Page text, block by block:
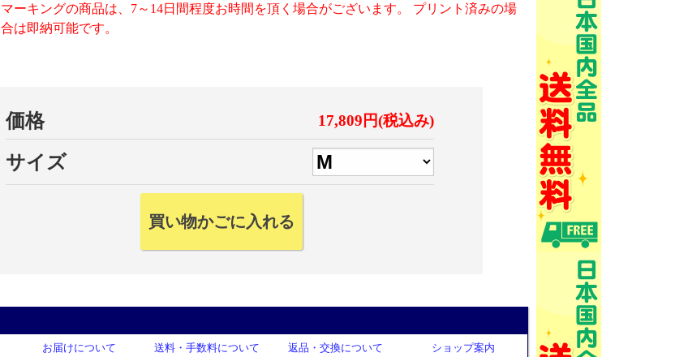
マーキングの商品は、7～14日間程度お時間を頂く場合がございます。 プリント済みの場
合は即納可能です。
価格 17,809円(税込み)
サイズ
お届けについて 送料・手数料について 返品・交換について ショップ案内